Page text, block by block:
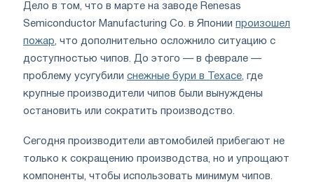
Дело в том, что в марте на заводе Renesas
Semiconductor Manufacturing Co. в Японии произошел
пожар , что дополнительно осложнило ситуацию с
доступностью чипов. До этого — в феврале —
проблему усугубили снежные бури в Техасе , где
крупные производители чипов были вынуждены
остановить или сократить производство.
Сегодня производители автомобилей прибегают не
только к сокращению производства, но и упрощают
компоненты, чтобы использовать минимум чипов.